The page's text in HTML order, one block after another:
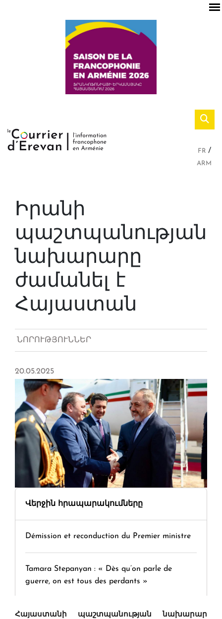
FR
ARM
Իրանի
պաշտպանության
նախարարը
ժամանել է
Հայաստան
ՆՈՐՈՒԹՅՈՒՆՆԵՐ
20.05.2025
Վերջին հրապարակումները
Démission et reconduction du Premier ministre
Tamara Stepanyan : « Dès qu’on parle de
guerre, on est tous des perdants »
" Tant qu'il n'existe pas d'alternative concrète, la
Հայաստանի պաշտպանության նախարար